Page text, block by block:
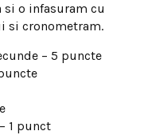
si o infasuram cu
si cronometram.
– 5 puncte
1 punct